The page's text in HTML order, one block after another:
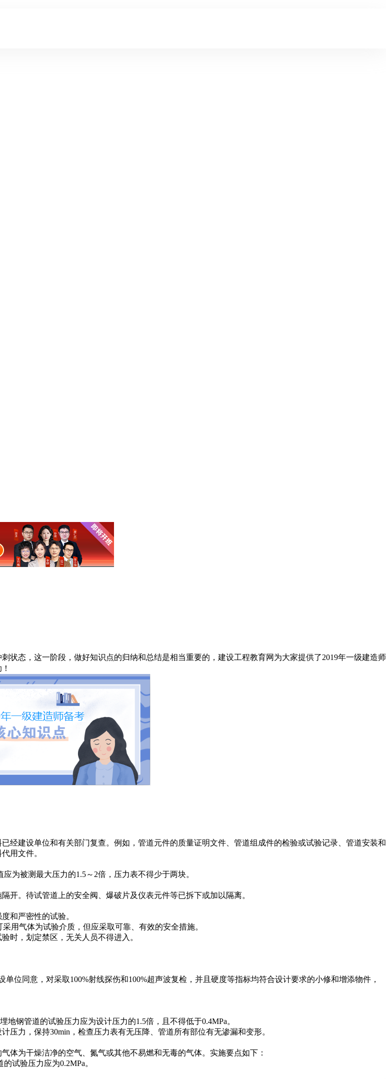
状态，这一阶段，做好知识点的归纳和总结是相当重要的，建设工程教育网为大家提供了2019年一级建造师
经建设单位和有关部门复查。例如，管道元件的质量证明文件、管道组成件的检验或试验记录、管道安装和
用文件。
为被测最大压力的1.5～2倍，压力表不得少于两块。
开。待试管道上的安全阀、爆破片及仪表元件等已拆下或加以隔离。
和严密性的试验。
用气体为试验介质，但应采取可靠、有效的安全措施。
时，划定禁区，无关人员不得进入。
位同意，对采取100%射线探伤和100%超声波复检，并且硬度等指标均符合设计要求的小修和增添物件，
钢管道的试验压力应为设计压力的1.5倍，且不得低于0.4MPa。
压力，保持30min，检查压力表有无压降、管道所有部位有无渗漏和变形。
体为干燥洁净的空气、氮气或其他不易燃和无毒的气体。实施要点如下：
试验压力应为0.2MPa。